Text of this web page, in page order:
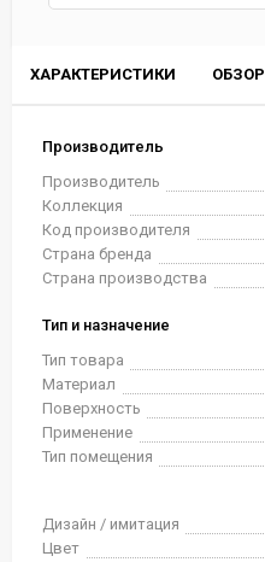
ХАРАКТЕРИСТИКИ ОБЗОР
Производитель
Производитель
Коллекция
Код производителя
Страна бренда
Страна производства
Тип и назначение
Тип товара
Материал
Поверхность
Применение
Тип помещения
Дизайн / имитация
Цвет